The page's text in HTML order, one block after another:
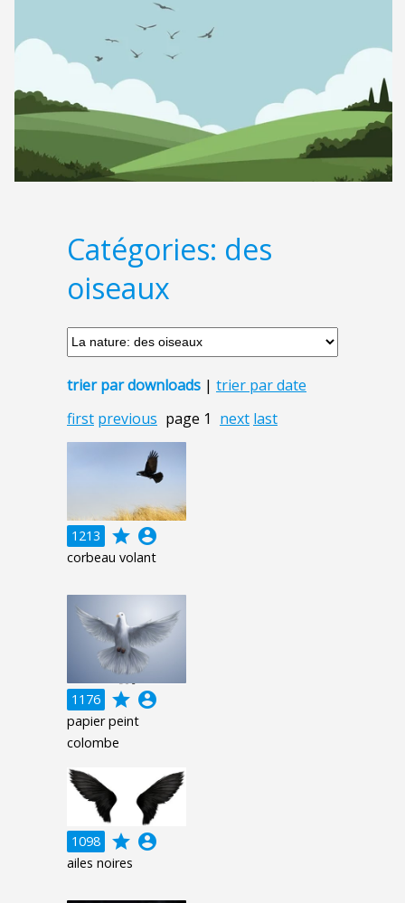
Catégories: des
oiseaux
trier par downloads | trier par date
first previous page 1 next last
1213 grade account_circle
corbeau volant
1176 grade account_circle
papier peint
colombe
1098 grade account_circle
ailes noires